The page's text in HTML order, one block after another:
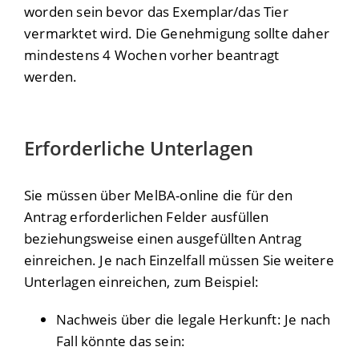
worden sein bevor das Exemplar/das Tier
vermarktet wird. Die Genehmigung sollte daher
mindestens 4 Wochen vorher beantragt
werden.
Erforderliche Unterlagen
Sie müssen über MelBA-online die für den
Antrag erforderlichen Felder ausfüllen
beziehungsweise einen ausgefüllten Antrag
einreichen. Je nach Einzelfall müssen Sie weitere
Unterlagen einreichen, zum Beispiel:
Nachweis über die legale Herkunft: Je nach
Fall könnte das sein: